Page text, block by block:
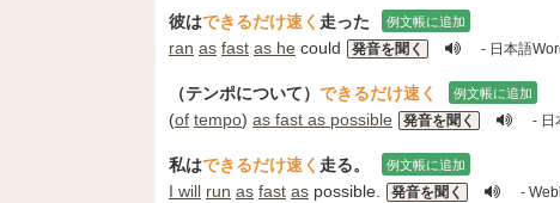
彼はできるだけ速く 走った 例文帳に追加
ran as fast as he could 発音を聞く - 日本語
（テンポについて） できるだけ速く 例文帳に追加
(of tempo) as fast as possible 発音を聞く - 日
私はできるだけ速く 走る。 例文帳に追加
I will run as fast as possible. 発音を聞く -